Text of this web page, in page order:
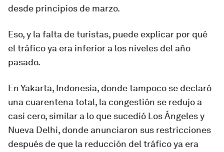
desde principios de marzo.
Eso, y la falta de turistas, puede explicar por qué
el tráfico ya era inferior a los niveles del año
pasado.
En Yakarta, Indonesia, donde tampoco se declaró
una cuarentena total, la congestión se redujo a
casi cero, similar a lo que sucedió Los Ángeles y
Nueva Delhi, donde anunciaron sus restricciones
después de que la reducción del tráfico ya era